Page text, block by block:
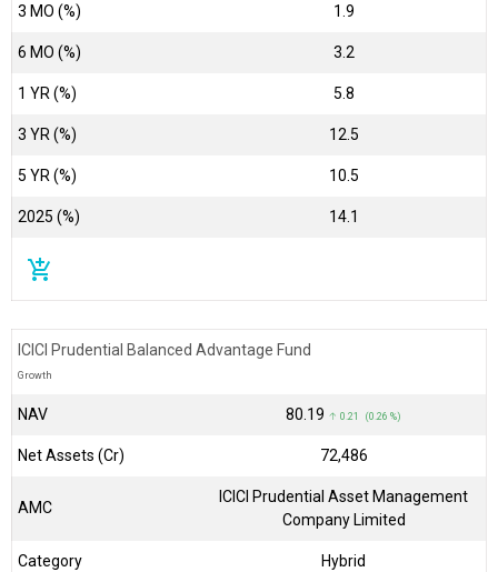
3 MO (%) 1.9
6 MO (%) 3.2
1 YR (%) 5.8
3 YR (%) 12.5
5 YR (%) 10.5
2025 (%) 14.1
add_shopping_cart
ICICI Prudential Balanced Advantage Fund
Growth
NAV ₹80.19 ↑ 0.21 (0.26 %)
Net Assets (Cr) ₹72,486
AMC
ICICI Prudential Asset Management
Company Limited
Category Hybrid